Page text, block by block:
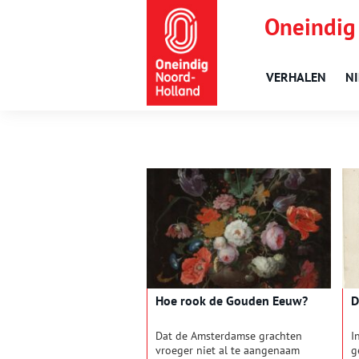
VERHALEN
Hoe rook de Gouden Eeuw?
Dat de Amsterdamse grachten
vroeger niet al te aangenaam